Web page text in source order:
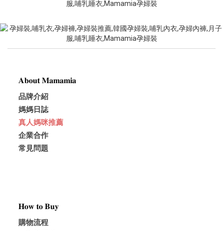
𝐀𝐛𝐨𝐮𝐭 𝐌𝐚𝐦𝐚𝐦𝐢𝐚
品牌介紹
媽媽日誌
真人媽咪推薦
企業合作
常見問題
𝐇𝐨𝐰 𝐭𝐨 𝐁𝐮𝐲
購物流程